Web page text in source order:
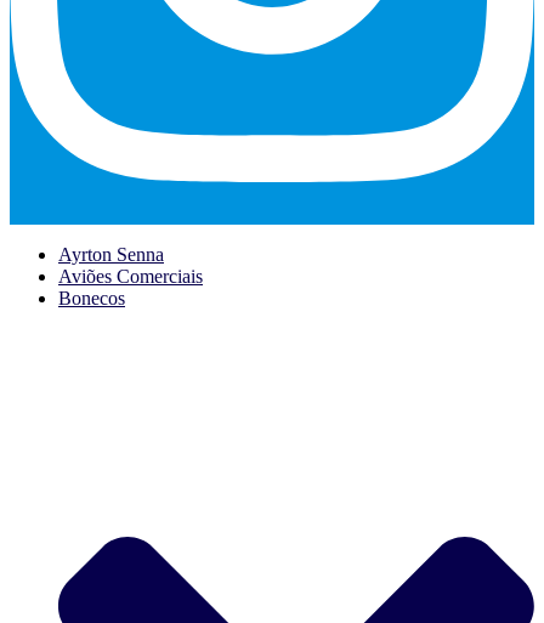
Ayrton Senna
Aviões Comerciais
Bonecos